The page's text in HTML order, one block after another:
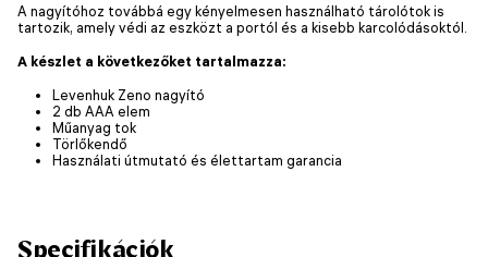
A nagyítóhoz továbbá egy kényelmesen használható tárolótok is
tartozik, amely védi az eszközt a portól és a kisebb karcolódásoktól.
A készlet a következőket tartalmazza:
Levenhuk Zeno nagyító
2 db AAA elem
Műanyag tok
Törlőkendő
Használati útmutató és élettartam garancia
Specifikációk